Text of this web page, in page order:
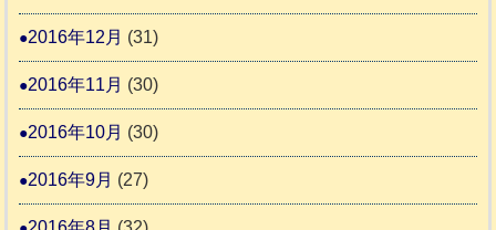
2016年12月 (31)
2016年11月 (30)
2016年10月 (30)
2016年9月 (27)